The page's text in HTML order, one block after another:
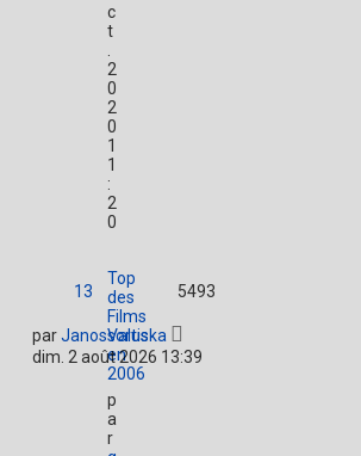
c
t
2
0
2
0
1
1
:
2
0
Top
des
Films
sortis
en
2006
p
a
r
13 5493
parJanosValuska
dim. 2 août 2026 13:39